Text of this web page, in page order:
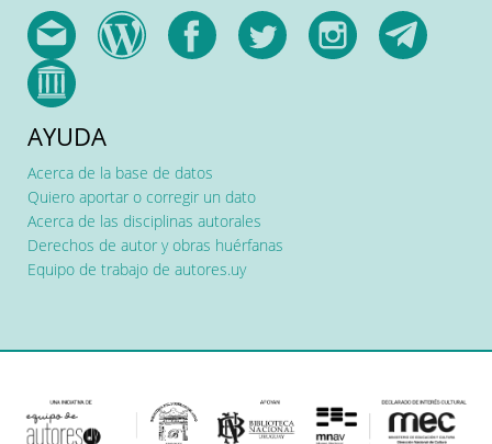
AYUDA
Acerca de la base de datos
Quiero aportar o corregir un dato
Acerca de las disciplinas autorales
Derechos de autor y obras huérfanas
Equipo de trabajo de autores.uy